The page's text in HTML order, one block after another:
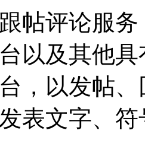
帖评论服
以及其他
，以发帖
表文字、